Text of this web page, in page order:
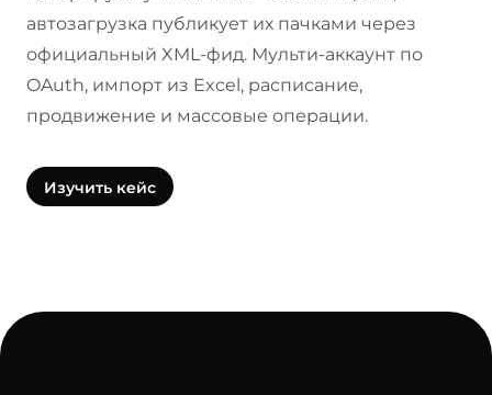
автозагрузка публикует их пачками через
официальный XML-фид. Мульти-аккаунт по
OAuth, импорт из Excel, расписание,
продвижение и массовые операции.
Изучить кейс